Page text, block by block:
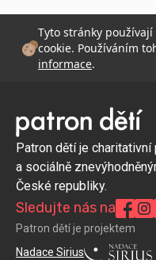
Tyto stránky
cookie. Používáním
informace.
Patron dětí je
a sociálně
České republiky.
Sledujte nás na
Patron dětí je projektem
Nadace Sirius